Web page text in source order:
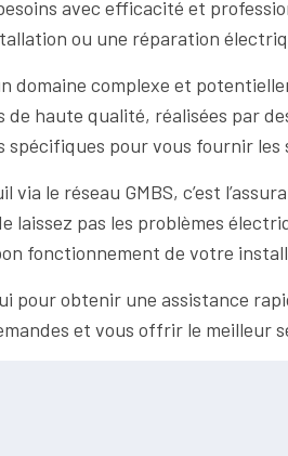
avec efficacité et
ou une réparation
domaine complexe et
haute qualité, réalisées par
pour vous fournir les
via le réseau GMBS, c’est
laissez pas les problèmes
fonctionnement de votre
pour obtenir une assistance
et vous offrir le meilleur